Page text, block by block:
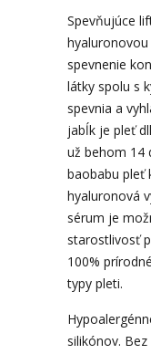
Spevňujúce
spevnenie
látky spolu s
spevnia a
jabĺk je pleť
už behom 14
baobabu pleť
hyaluronová
sérum je
starostlivosť
100%
typy pleti.
silikónov.